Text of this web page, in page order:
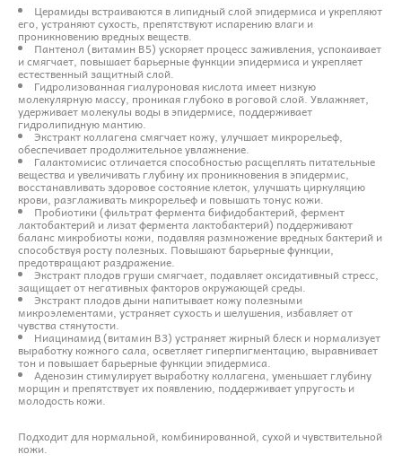
Церамиды встраиваются в липидный слой эпидермиса и укрепляют
его, устраняют сухость, препятствуют испарению влаги и
проникновению вредных веществ.
Пантенол (витамин B5) ускоряет процесс заживления, успокаивает
и смягчает, повышает барьерные функции эпидермиса и укрепляет
естественный защитный слой.
Гидролизованная гиалуроновая кислота имеет низкую
молекулярную массу, проникая глубоко в роговой слой. Увлажняет,
удерживает молекулы воды в эпидермисе, поддерживает
гидролипидную мантию.
Экстракт коллагена смягчает кожу, улучшает микрорельеф,
обеспечивает продолжительное увлажнение.
Галактомисис отличается способностью расщеплять питательные
вещества и увеличивать глубину их проникновения в эпидермис,
восстанавливать здоровое состояние клеток, улучшать циркуляцию
крови, разглаживать микрорельеф и повышать тонус кожи.
Пробиотики (фильтрат фермента бифидобактерий, фермент
лактобактерий и лизат фермента лактобактерий) поддерживают
баланс микробиоты кожи, подавляя размножение вредных бактерий и
способствуя росту полезных. Повышают барьерные функции,
предотвращают раздражение.
Экстракт плодов груши смягчает, подавляет оксидативный стресс,
защищает от негативных факторов окружающей среды.
Экстракт плодов дыни напитывает кожу полезными
микроэлементами, устраняет сухость и шелушения, избавляет от
чувства стянутости.
Ниацинамид (витамин B3) устраняет жирный блеск и нормализует
выработку кожного сала, осветляет гиперпигментацию, выравнивает
тон и повышает барьерные функции эпидермиса.
Аденозин стимулирует выработку коллагена, уменьшает глубину
морщин и препятствует их появлению, поддерживает упругость и
молодость кожи.
Подходит для нормальной, комбинированной, сухой и чувствительной
кожи.